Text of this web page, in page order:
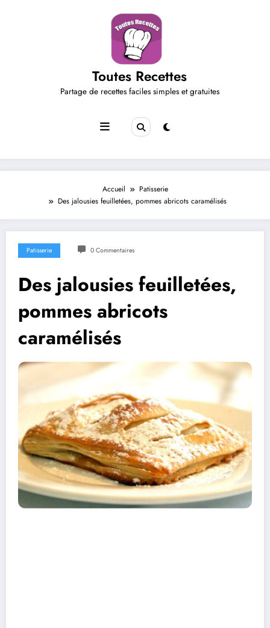
Toutes Recettes
Partage de recettes faciles simples et gratuites
Accueil
Patisserie
Des jalousies feuilletées, pommes abricots caramélisés
Patisserie 0 Commentaires
Des jalousies feuilletées,
pommes abricots
caramélisés